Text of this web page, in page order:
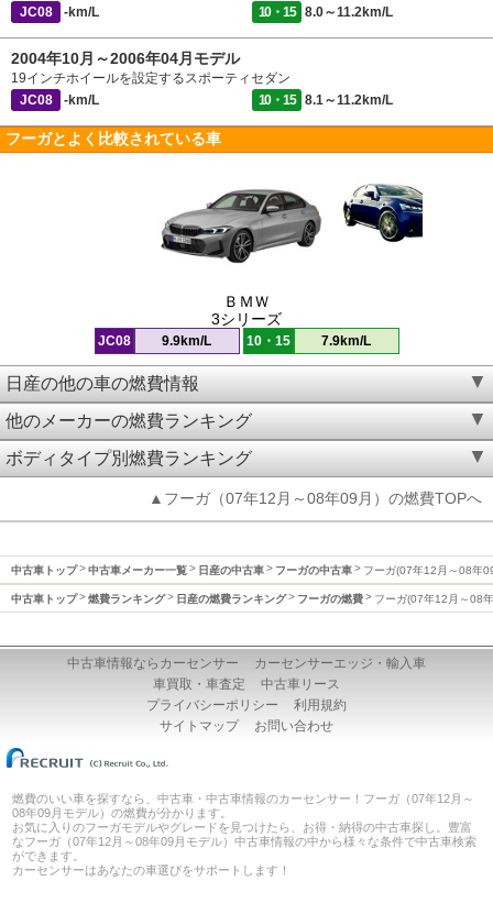
JC08
-km/L 10・15 8.0～11.2km/L
2004年10月～2006年04月モデル
19インチホイールを設定するスポーティセダン
JC08
-km/L 10・15 8.1～11.2km/L
フーガとよく比較されている車
ＢＭＷ
3シリーズ
JC08 9.9km/L 10・15 7.9km/L
日産の他の車の燃費情報
他のメーカーの燃費ランキング
ボディタイプ別燃費ランキング
▲フーガ（07年12月～08年09月）の燃費TOPへ
中古車トップ 中古車メーカー一覧 日産の中古車 フーガの中古車 フーガ(07年12月～08年
中古車トップ 燃費ランキング 日産の燃費ランキング フーガの燃費 フーガ(07年12月～08
中古車情報ならカーセンサー
カーセンサーエッジ・輸入車
車買取・車査定
中古車リース
プライバシーポリシー
利用規約
サイトマップ
お問い合わせ
燃費のいい車を探すなら、中古車・中古車情報のカーセンサー！フーガ（07年12月～
08年09月モデル）の燃費が分かります。
お気に入りのフーガモデルやグレードを見つけたら、お得・納得の中古車探し。豊富
なフーガ（07年12月～08年09月モデル）中古車情報の中から様々な条件で中古車検索
ができます。
カーセンサーはあなたの車選びをサポートします！